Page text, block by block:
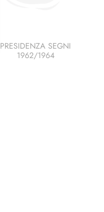
PRESIDENZA SEGNI
1962/1964